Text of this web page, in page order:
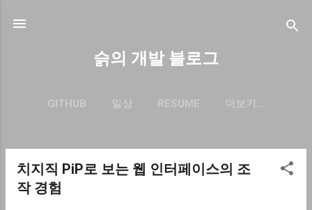
슭의 개발 블로그
GITHUB 일상 RESUME 더보기…
글치지직 PiP로 보는 웹 인터페이스의 조
작 경험